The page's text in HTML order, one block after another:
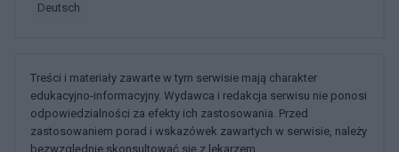
deutsch
Treści i materiały zawarte w tym serwisie mają charakter
edukacyjno-informacyjny. Wydawca i redakcja serwisu nie ponosi
odpowiedzialności za efekty ich zastosowania. Przed
zastosowaniem porad i wskazówek zawartych w serwisie, należy
bezwzględnie skonsultować się z lekarzem.